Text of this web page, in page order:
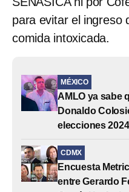
para evitar el ingreso
comida intoxicada.
MÉXICO
AMLO ya sabe
Donaldo
elecciones 2024
CDMX
Encuesta
entre Gerardo